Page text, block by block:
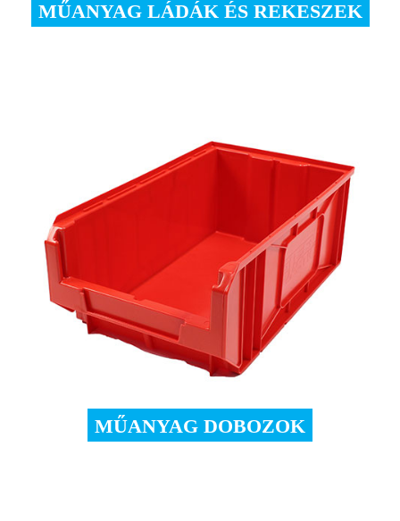
MŰANYAG LÁDÁK ÉS REKESZEK
MŰANYAG DOBOZOK